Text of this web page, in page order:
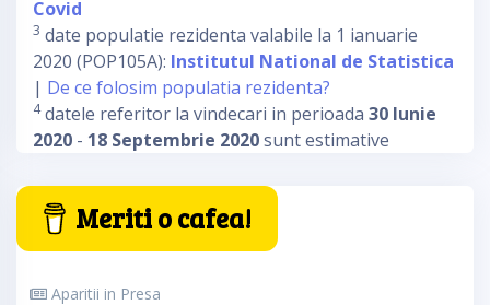
Covid
3 date populatie rezidenta valabile la 1 ianuarie
2020 (POP105A): Institutul National de Statistica
| De ce folosim populatia rezidenta?
4datele referitor la vindecari in perioada 30 Iunie
2020 - 18 Septembrie 2020sunt estimative
Meriti o cafea!
Aparitii in Presa